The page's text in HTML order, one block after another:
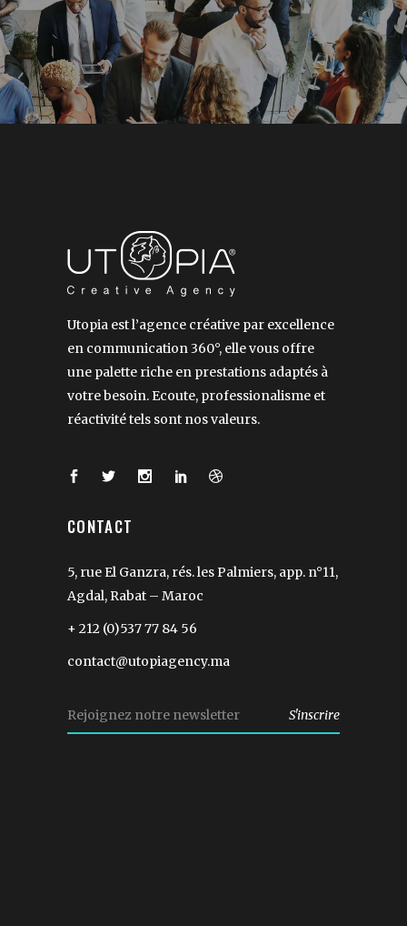
Utopia est l’agence créative par excellence
en communication 360°, elle vous offre
une palette riche en prestations adaptés à
votre besoin. Ecoute, professionalisme et
réactivité tels sont nos valeurs.
CONTACT
5, rue El Ganzra, rés. les Palmiers, app. n°11,
Agdal, Rabat – Maroc
+ 212 (0)537 77 84 56
contact@utopiagency.ma